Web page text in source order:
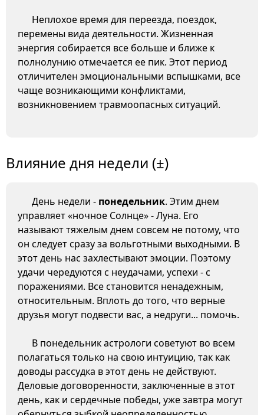
Неплохое время для переезда, поездок,
перемены вида деятельности. Жизненная
энергия собирается все больше и ближе к
полнолунию отмечается ее пик. Этот период
отличителен эмоциональными вспышками, все
чаще возникающими конфликтами,
возникновением травмоопасных ситуаций.
Влияние дня недели (±)
День недели - понедельник. Этим днем
управляет «ночное Солнце» - Луна. Его
называют тяжелым днем совсем не потому, что
он следует сразу за вольготными выходными. В
этот день нас захлестывают эмоции. Поэтому
удачи чередуются с неудачами, успехи - с
поражениями. Все становится ненадежным,
относительным. Вплоть до того, что верные
друзья могут подвести вас, а недруги... помочь.
В понедельник астрологи советуют во всем
полагаться только на свою интуицию, так как
доводы рассудка в этот день не действуют.
Деловые договоренности, заключенные в этот
день, как и сердечные победы, уже завтра могут